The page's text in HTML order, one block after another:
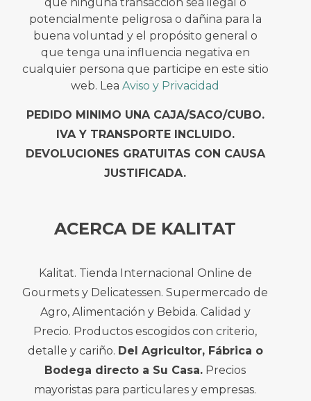
potencialmente peligrosa o dañina para la
buena voluntad y el propósito general o
que tenga una influencia negativa en
cualquier persona que participe en este sitio
web. Lea Aviso y Privacidad
PEDIDO MINIMO UNA CAJA/SACO/CUBO.
IVA Y TRANSPORTE INCLUIDO.
DEVOLUCIONES GRATUITAS CON CAUSA
JUSTIFICADA.
ACERCA DE KALITAT
Kalitat. Tienda Internacional Online de
Gourmets y Delicatessen. Supermercado de
Agro, Alimentación y Bebida. Calidad y
Precio. Productos escogidos con criterio,
detalle y cariño. Del Agricultor, Fábrica o
Bodega directo a Su Casa. Precios
mayoristas para particulares y empresas.